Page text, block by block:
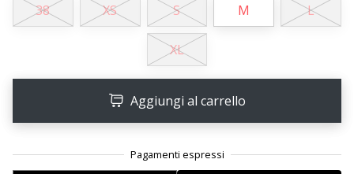
25. 11. 2024
Tempo di lettura: 1 min.
brand
WePlayHandball
38 XS S M L
XL
Aggiungi al carrello